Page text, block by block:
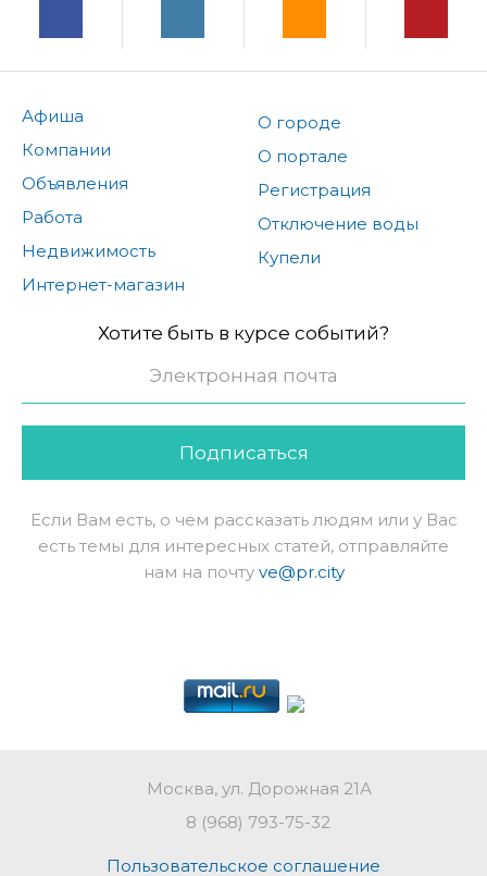
Афиша
Компании
Объявления
Работа
Недвижимость
Интернет-магазин
О городе
О портале
Регистрация
Отключение воды
Купели
Хотите быть в курсе событий?
Подписаться
Если Вам есть, о чем рассказать людям или у Вас
есть темы для интересных статей, отправляйте
нам на почту ve@pr.city
Москва, ул. Дорожная 21А
8 (968) 793-75-32
Пользовательское соглашение